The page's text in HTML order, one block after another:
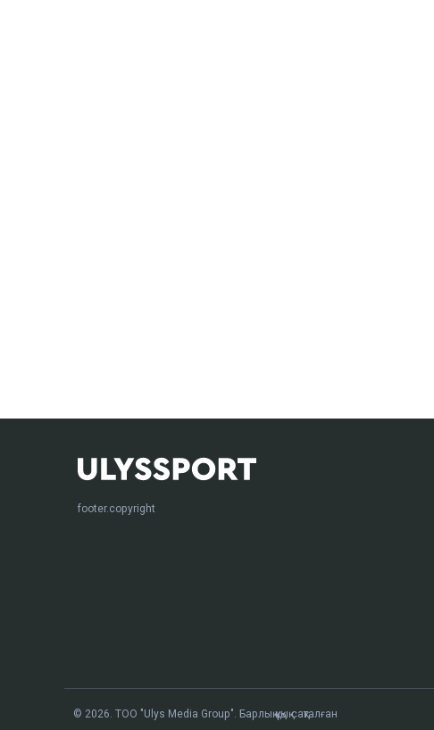
footer.copyright
© 2026. ТОО "Ulys Media Group". Барлық құқық сақталған